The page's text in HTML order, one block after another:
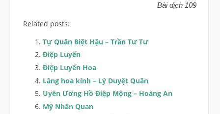
Bài dịch 109
Related posts:
Tự Quân Biệt Hậu – Trần Tư Tư
Điệp Luyến
Điệp Luyến Hoa
Lăng hoa kính – Lý Duyệt Quân
Uyên Ương Hồ Điệp Mộng – Hoàng An
Mỹ Nhân Quan